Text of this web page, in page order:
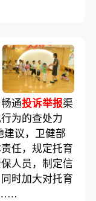
通投诉举报渠
为的查处力
议，卫健部
任，规定托育
人员，制定信
时加大对托育